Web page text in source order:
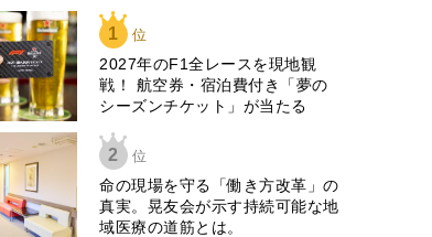
1 位
2027年のF1全レースを現地観
戦！ 航空券・宿泊費付き「夢の
シーズンチケット」が当たる
2 位
​命の現場を守る「働き方改革」の
真実。晃友会が示す持続可能な地
域医療の道筋とは。